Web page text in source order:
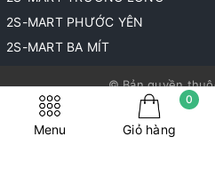
Menu Giỏ hàng
0
2S-MART PHƯỚC YÊN
2S-MART BA MÍT
© Bản quyền
Cung cấp